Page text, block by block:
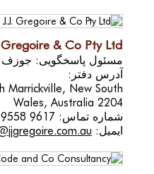
& Co Pty Ltd
مسئول پاسخگویی: جوزف
آدرس دفتر:
Marrickville, New South
Wales, Australia 2204
شماره تماس: 9617
ایمیل: